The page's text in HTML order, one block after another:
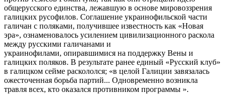
общерусского единства, лежавшую в основе мировоззрения
галицких русофилов. Соглашение украинофильской части
галичан с поляками, получившее известность как «Новая
эра», ознаменовалось усилением цивилизационного раскола
между русскими галичанами и
украинофилами, опиравшимися на поддержку Вены и
галицких поляков. В результате ранее единый «Русский клуб»
в галицком сейме раскололся; «в целой Галиции завязалась
ожесточенная борьба партий... Одновременно возникла
травля всех, кто оказался противником программы ».